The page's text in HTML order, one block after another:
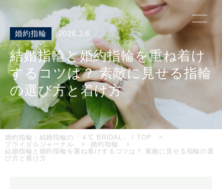
婚約指輪 2026.2.6
結婚指輪と婚約指輪を重ね着け
するコツは？ 素敵に見せる指輪
の選び方と着け方
婚約指輪・結婚指輪の「４℃ BRIDAL」 / TOP
ブライダルジャーナル
婚約指輪
結婚指輪と婚約指輪を重ね着けするコツは？ 素敵に見せる指輪の選
び方と着け方